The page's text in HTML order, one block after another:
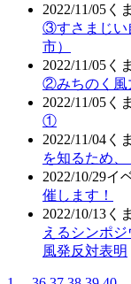
2022/11/05 く
③すさまじい
市）
2022/11/05 く
②みちのく風
2022/11/05 く
①
2022/11/04 く
を知るため
2022/10/29イ
催します！
2022/10/13 く
えるシンポ
風発反対表明